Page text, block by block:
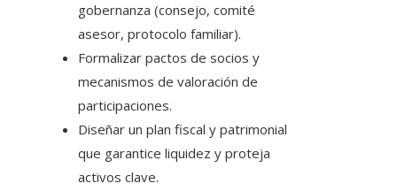
gobernanza (consejo, comité
asesor, protocolo familiar).
Formalizar pactos de socios y
mecanismos de valoración de
participaciones.
Diseñar un plan fiscal y patrimonial
que garantice liquidez y proteja
activos clave.